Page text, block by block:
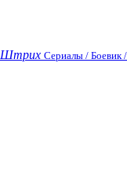
Штрих Сериалы / Боевик